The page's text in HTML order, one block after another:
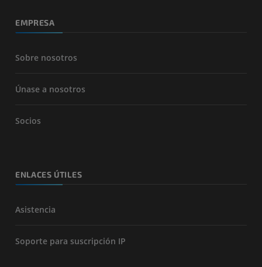
EMPRESA
Sobre nosotros
Únase a nosotros
Socios
ENLACES ÚTILES
Asistencia
Soporte para suscripción IP